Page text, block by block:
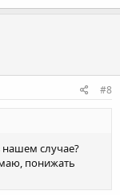
#8
нашем случае?
понижать